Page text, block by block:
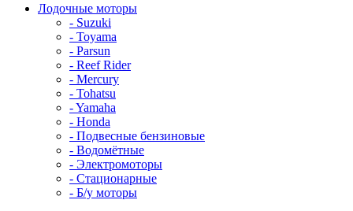
Лодочные моторы
- Suzuki
- Toyama
- Parsun
- Reef Rider
- Mercury
- Tohatsu
- Yamaha
- Honda
- Подвесные бензиновые
- Водомётные
- Электромоторы
- Стационарные
- Б/у моторы